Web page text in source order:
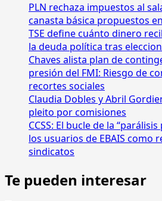
a
Hacienda
giro
urgente
de
fondos
PLN rechaza impuestos al
canasta básica propuestos
TSE define cuánto dinero
la deuda política tras
Chaves alista plan de
presión del FMI: Riesgo de
recortes sociales
Claudia Dobles y Abril
pleito por comisiones
CCSS: El bucle de la
los usuarios de EBAIS como
sindicatos
Te pueden interesar